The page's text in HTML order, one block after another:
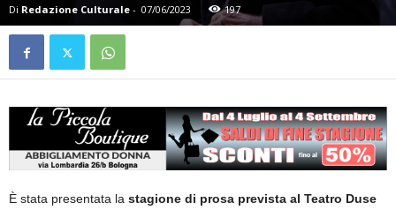
Di Redazione Culturale - 07/06/2023 197
È stata presentata la stagione di prosa prevista al Teatro Duse